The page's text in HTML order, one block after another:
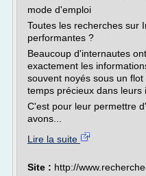
mode d'emploi
Toutes les recherches sur
performantes ?
Beaucoup d'internautes
exactement les
souvent noyés sous un
temps précieux dans leurs
C'est pour leur permettre
avons...
Lire la suite
Site : http://